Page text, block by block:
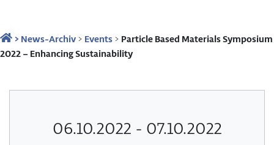
>News-Archiv> Events> Particle Based Materials Symposium
2022 – Enhancing Sustainability
06.10.2022 - 07.10.2022